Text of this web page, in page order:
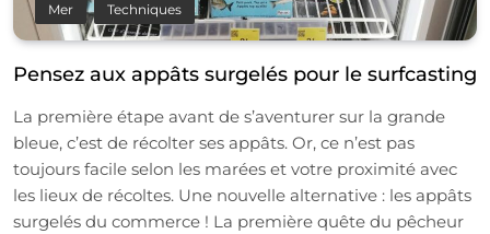
Mer Techniques
Pensez aux appâts surgelés pour le surfcasting
La première étape avant de s’aventurer sur la grande
bleue, c’est de récolter ses appâts. Or, ce n’est pas
toujours facile selon les marées et votre proximité avec
les lieux de récoltes. Une nouvelle alternative : les appâts
surgelés du commerce ! La première quête du pêcheur